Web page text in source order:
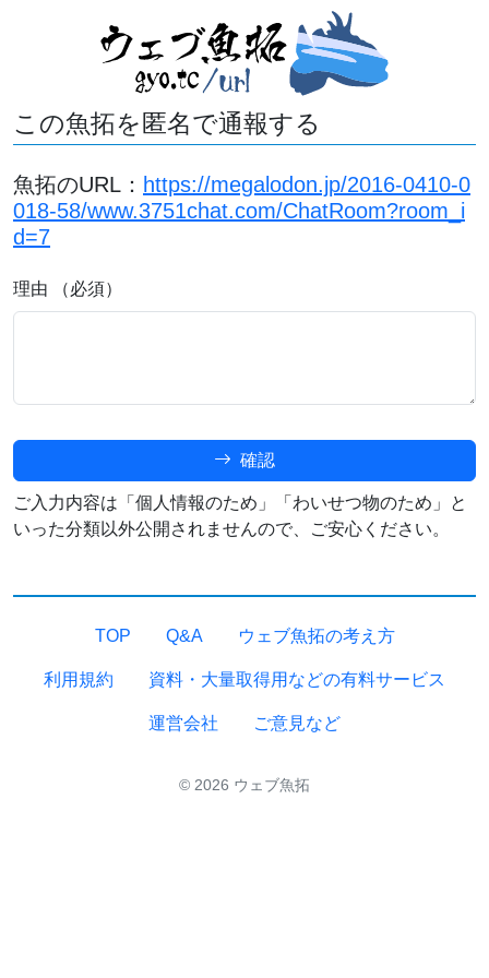
この魚拓を匿名で通報する
魚拓のURL： https://megalodon.jp/2016-0410-0
018-58/www.3751chat.com/ChatRoom?room_i
d=7
理由 （必須）
確認
ご入力内容は「個人情報のため」「わいせつ物のため」と
いった分類以外公開されませんので、ご安心ください。
TOP Q&A ウェブ魚拓の考え方
利用規約 資料・大量取得用などの有料サービス
運営会社 ご意見など
© 2026 ウェブ魚拓